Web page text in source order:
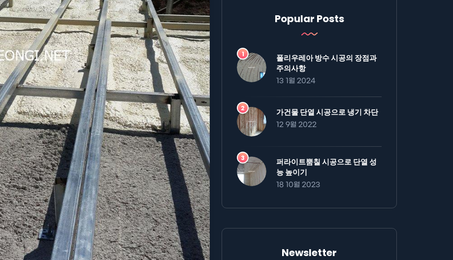
Popular Posts
폴리우레아 방수 시공의 장점과
주의사항
13 1월 2024
가건물 단열 시공으로 냉기 차단
12 9월 2022
퍼라이트뿜칠 시공으로 단열 성
능 높이기
18 10월 2023
Newsletter